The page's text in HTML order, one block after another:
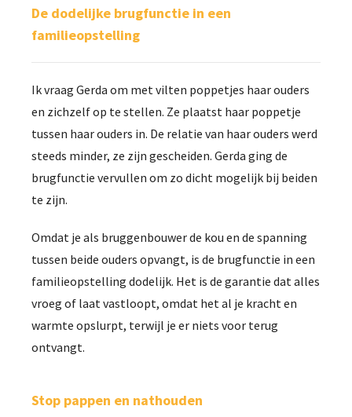
De dodelijke brugfunctie in een
familieopstelling
Ik vraag Gerda om met vilten poppetjes haar ouders
en zichzelf op te stellen. Ze plaatst haar poppetje
tussen haar ouders in. De relatie van haar ouders werd
steeds minder, ze zijn gescheiden. Gerda ging de
brugfunctie vervullen om zo dicht mogelijk bij beiden
te zijn.
Omdat je als bruggenbouwer de kou en de spanning
tussen beide ouders opvangt, is de brugfunctie in een
familieopstelling dodelijk. Het is de garantie dat alles
vroeg of laat vastloopt, omdat het al je kracht en
warmte opslurpt, terwijl je er niets voor terug
ontvangt.
Stop pappen en nathouden